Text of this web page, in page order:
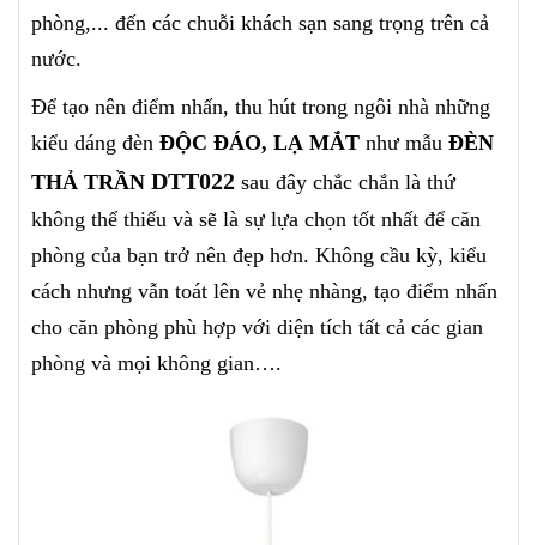
phòng,... đến các chuỗi khách sạn sang trọng trên cả
nước.
Để tạo nên điểm nhấn, thu hút trong ngôi nhà những
kiểu dáng đèn ĐỘC ĐÁO, LẠ MẮT như mẫu ĐÈN
THẢ TRẦN DTT022 sau đây chắc chắn là thứ
không thể thiếu và sẽ là sự lựa chọn tốt nhất để căn
phòng của bạn trở nên đẹp hơn. Không cầu kỳ, kiểu
cách nhưng vẫn toát lên vẻ nhẹ nhàng, tạo điểm nhấn
cho căn phòng phù hợp với diện tích tất cả các gian
phòng và mọi không gian….